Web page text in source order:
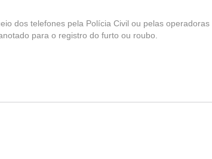
dos telefones pela Polícia Civil ou pelas operadoras
para o registro do furto ou roubo.